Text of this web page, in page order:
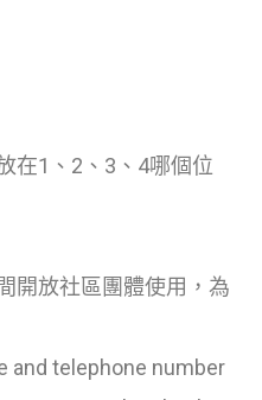
在1、2、3、4哪個位
開放社區團體使用，為
and telephone number